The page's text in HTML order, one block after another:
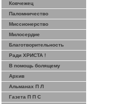
Ковчежец
Паломничество
Миссионерство
Милосердие
Благотворительность
Ради ХРИСТА !
В помощь болящему
Архив
Альманах П Л
Газета П П С